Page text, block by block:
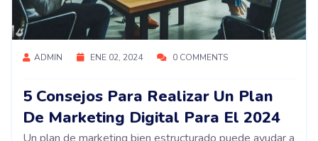
ADMIN ENE 02, 2024 0 COMMENTS
5 Consejos Para Realizar Un Plan
De Marketing Digital Para El 2024